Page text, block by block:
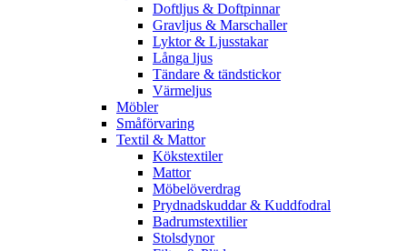
Doftljus & Doftpinnar
Gravljus & Marschaller
Lyktor & Ljusstakar
Långa ljus
Tändare & tändstickor
Värmeljus
Möbler
Småförvaring
Textil & Mattor
Kökstextiler
Mattor
Möbelöverdrag
Prydnadskuddar & Kuddfodral
Badrumstextilier
Stolsdynor